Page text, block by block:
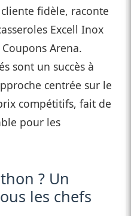
fidèle, raconte
Excell Inox
Arena.
sont un succès à
centrée sur le
compétitifs, fait de
pour les
? Un
les chefs